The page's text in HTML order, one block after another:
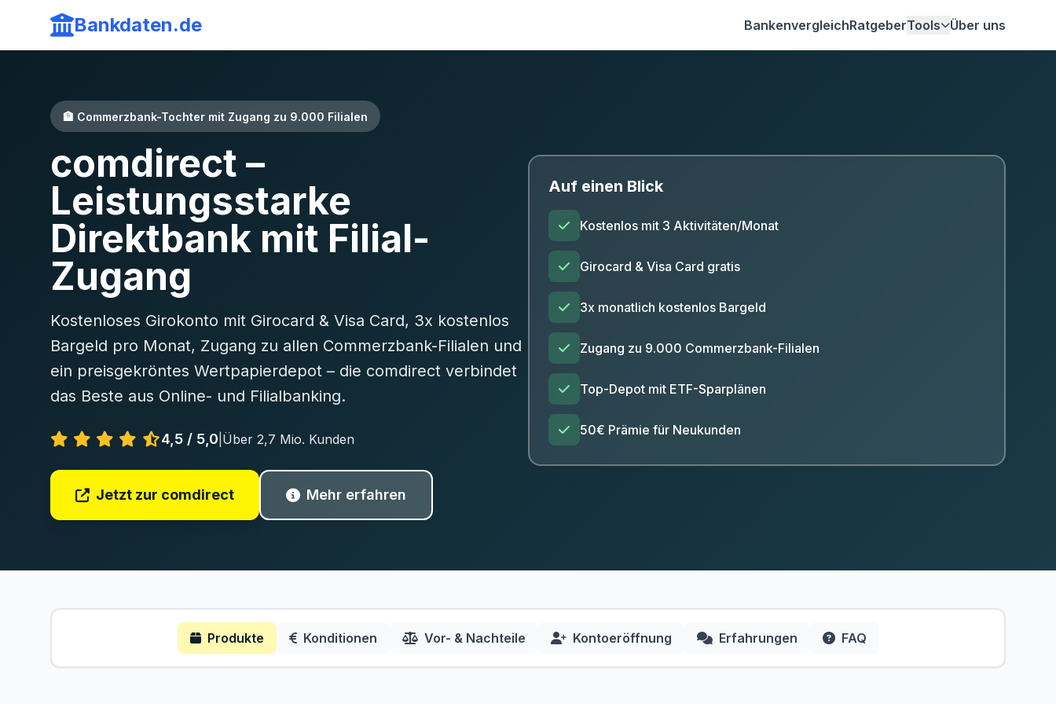
Bankdaten.de BankenvergleichRatgeberTools Über uns
🏦 Commerzbank-Tochter mit Zugang zu 9.000 Filialen
comdirect –
Leistungsstarke
Direktbank mit Filial-
Zugang
Kostenloses Girokonto mit Girocard & Visa Card, 3x kostenlos
Bargeld pro Monat, Zugang zu allen Commerzbank-Filialen und
ein preisgekröntes Wertpapierdepot – die comdirect verbindet
das Beste aus Online- und Filialbanking.
4,5 / 5,0 Über 2,7 Mio. Kunden
Jetzt zur comdirect Mehr erfahren
Auf einen Blick
Kostenlos mit 3 Aktivitäten/Monat
Girocard & Visa Card gratis
3x monatlich kostenlos Bargeld
Zugang zu 9.000 Commerzbank-Filialen
Top-Depot mit ETF-Sparplänen
50€ Prämie für Neukunden
Produkte Konditionen Vor- & Nachteile Kontoeröffnung Erfahrungen FAQ